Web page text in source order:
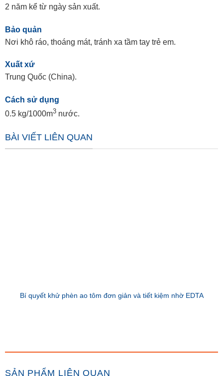
2 năm kể từ ngày sản xuất.
Bảo quản
Nơi khô ráo, thoáng mát, tránh xa tầm tay trẻ em.
Xuất xứ
Trung Quốc (China).
Cách sử dụng
0.5 kg/1000m3nước.
BÀI VIẾT LIÊN QUAN
Bí quyết khử phèn ao tôm đơn giản và tiết kiệm nhờ EDTA
SẢN PHẨM LIÊN QUAN